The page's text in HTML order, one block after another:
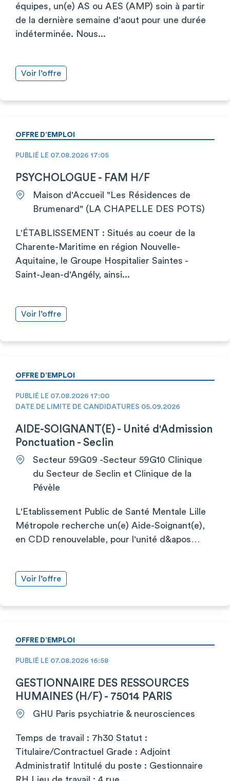
équipes, un(e) AS ou AES (AMP) soin à partir
de la dernière semaine d'aout pour une durée
indéterminée. Nous...
Voir l’offre
OFFRE D’EMPLOI
PUBLIÉ LE 07.08.2026 17:05
PSYCHOLOGUE - FAM H/F
Maison d'Accueil "Les Résidences de
Brumenard" (LA CHAPELLE DES POTS)
L'ÉTABLISSEMENT : Situés au coeur de la
Charente-Maritime en région Nouvelle-
Aquitaine, le Groupe Hospitalier Saintes -
Saint-Jean-d'Angély, ainsi...
Voir l’offre
OFFRE D’EMPLOI
PUBLIÉ LE 07.08.2026 17:00
DATE DE LIMITE DE CANDIDATURES 05.09.2026
AIDE-SOIGNANT(E) - Unité d'Admission
Ponctuation - Seclin
Secteur 59G09 -Secteur 59G10 Clinique
du Secteur de Seclin et Clinique de la
Pévèle
L'Etablissement Public de Santé Mentale Lille
Métropole recherche un(e) Aide-Soignant(e),
en CDD renouvelable, pour l'unité d&apos…
Voir l’offre
OFFRE D’EMPLOI
PUBLIÉ LE 07.08.2026 16:58
GESTIONNAIRE DES RESSOURCES
HUMAINES (H/F) - 75014 PARIS
GHU Paris psychiatrie & neurosciences
Temps de travail : 7h30 Statut :
Titulaire/Contractuel Grade : Adjoint
Administratif Intitulé du poste : Gestionnaire